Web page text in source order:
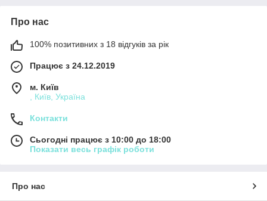
Про нас
100% позитивних з 18 відгуків за рік
Працює з 24.12.2019
м. Київ
, Київ, Україна
Контакти
Сьогодні працює з 10:00 до 18:00
Показати весь графік роботи
Про нас